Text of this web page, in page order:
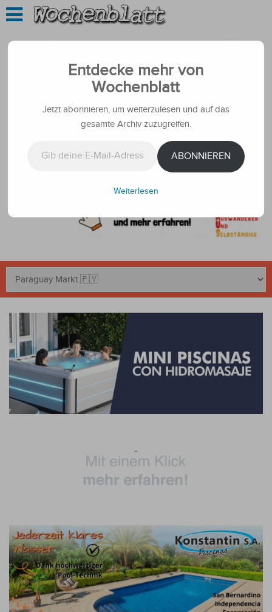
Entdecke mehr von
Wochenblatt
Jetzt abonnieren, um weiterzulesen und auf das
gesamte Archiv zuzugreifen.
ABONNIEREN
Weiterlesen